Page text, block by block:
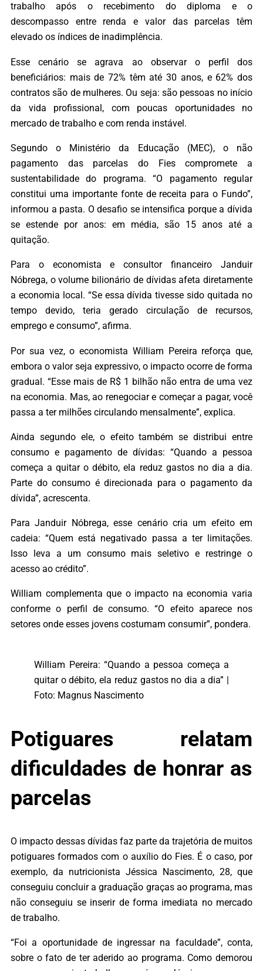
trabalho após o recebimento do diploma e o
descompasso entre renda e valor das parcelas têm
elevado os índices de inadimplência.
Esse cenário se agrava ao observar o perfil dos
beneficiários: mais de 72% têm até 30 anos, e 62% dos
contratos são de mulheres. Ou seja: são pessoas no início
da vida profissional, com poucas oportunidades no
mercado de trabalho e com renda instável.
Segundo o Ministério da Educação (MEC), o não
pagamento das parcelas do Fies compromete a
sustentabilidade do programa. “O pagamento regular
constitui uma importante fonte de receita para o Fundo”,
informou a pasta. O desafio se intensifica porque a dívida
se estende por anos: em média, são 15 anos até a
quitação.
Para o economista e consultor financeiro Janduir
Nóbrega, o volume bilionário de dívidas afeta diretamente
a economia local. “Se essa dívida tivesse sido quitada no
tempo devido, teria gerado circulação de recursos,
emprego e consumo”, afirma.
Por sua vez, o economista William Pereira reforça que,
embora o valor seja expressivo, o impacto ocorre de forma
gradual. “Esse mais de R$ 1 bilhão não entra de uma vez
na economia. Mas, ao renegociar e começar a pagar, você
passa a ter milhões circulando mensalmente”, explica.
Ainda segundo ele, o efeito também se distribui entre
consumo e pagamento de dívidas: “Quando a pessoa
começa a quitar o débito, ela reduz gastos no dia a dia.
Parte do consumo é direcionada para o pagamento da
dívida”, acrescenta.
Para Janduir Nóbrega, esse cenário cria um efeito em
cadeia: “Quem está negativado passa a ter limitações.
Isso leva a um consumo mais seletivo e restringe o
acesso ao crédito”.
William complementa que o impacto na economia varia
conforme o perfil de consumo. “O efeito aparece nos
setores onde esses jovens costumam consumir”, pondera.
William Pereira: “Quando a pessoa começa a
quitar o débito, ela reduz gastos no dia a dia” |
Foto: Magnus Nascimento
Potiguares relatam
dificuldades de honrar as
parcelas
O impacto dessas dívidas faz parte da trajetória de muitos
potiguares formados com o auxílio do Fies. É o caso, por
exemplo, da nutricionista Jéssica Nascimento, 28, que
conseguiu concluir a graduação graças ao programa, mas
não conseguiu se inserir de forma imediata no mercado
de trabalho.
“Foi a oportunidade de ingressar na faculdade”, conta,
sobre o fato de ter aderido ao programa. Como demorou